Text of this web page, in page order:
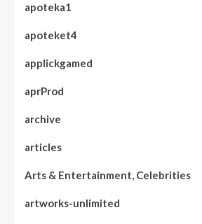
apoteka1
apoteket4
applickgamed
aprProd
archive
articles
Arts & Entertainment, Celebrities
artworks-unlimited